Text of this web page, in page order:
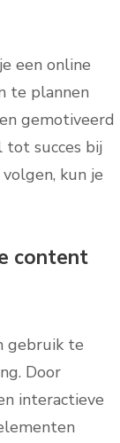
een online
te plannen
gemotiveerd
tot succes bij
kun je
content
gebruik te
Door
interactieve